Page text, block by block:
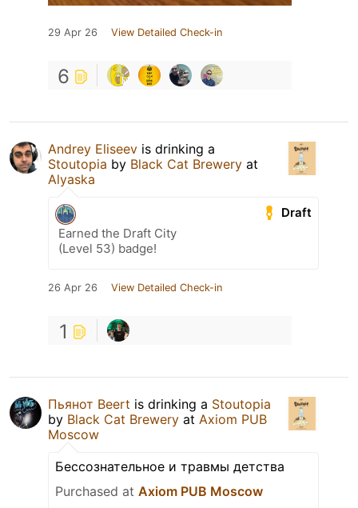
29 Apr 26 View Detailed Check-in
6
Andrey Eliseev is drinking a
Stoutopia by Black Cat Brewery at
Alyaska
Draft
Earned the Draft City
(Level 53) badge!
26 Apr 26 View Detailed Check-in
1
Пьянот Beert is drinking a Stoutopia
by Black Cat Brewery at Axiom PUB
Moscow
Бессознательное и травмы детства
Purchased at Axiom PUB Moscow